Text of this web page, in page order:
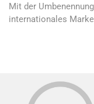
Mit der
internationales